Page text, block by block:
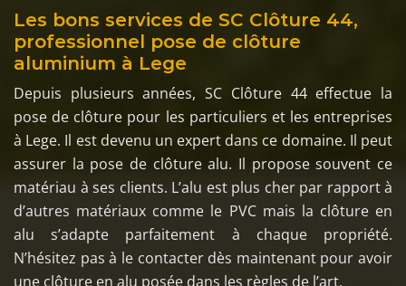
Les bons services de SC Clôture 44,
professionnel pose de clôture
aluminium à Lege
Depuis plusieurs années, SC Clôture 44 effectue la
pose de clôture pour les particuliers et les entreprises
à Lege. Il est devenu un expert dans ce domaine. Il peut
assurer la pose de clôture alu. Il propose souvent ce
matériau à ses clients. L’alu est plus cher par rapport à
d’autres matériaux comme le PVC mais la clôture en
alu s’adapte parfaitement à chaque propriété.
N’hésitez pas à le contacter dès maintenant pour avoir
une clôture en alu posée dans les règles de l’art.